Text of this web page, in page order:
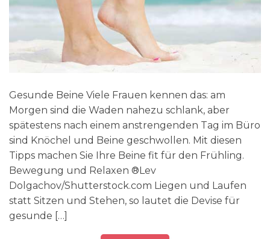
Gesunde Beine Viele Frauen kennen das: am
Morgen sind die Waden nahezu schlank, aber
spätestens nach einem anstrengenden Tag im Büro
sind Knöchel und Beine geschwollen. Mit diesen
Tipps machen Sie Ihre Beine fit für den Frühling.
Bewegung und Relaxen ®Lev
Dolgachov/Shutterstock.com Liegen und Laufen
statt Sitzen und Stehen, so lautet die Devise für
gesunde […]